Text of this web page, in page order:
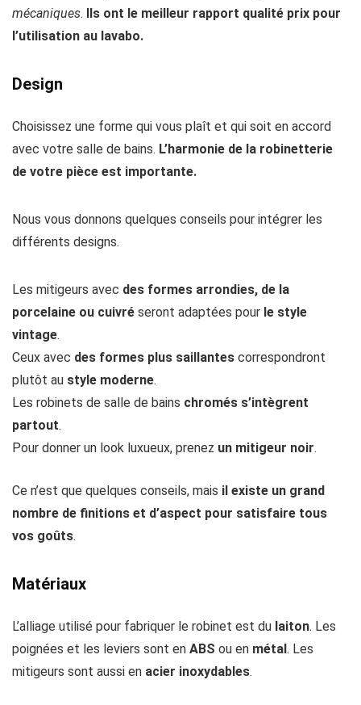
mécaniques.
Ils ont le meilleur rapport qualité prix pour
l’utilisation au lavabo.
Design
Choisissez une forme qui vous plaît et qui soit en accord
avec votre salle de bains. L’harmonie de la robinetterie
de votre pièce est importante.
Nous vous donnons quelques conseils pour intégrer les
différents designs.
Les mitigeurs avec des formes arrondies, de la
porcelaine ou cuivré seront adaptées pour le style
vintage.
Ceux avec des formes plus saillantes correspondront
plutôt au style moderne.
Les robinets de salle de bains chromés s’intègrent
partout.
Pour donner un look luxueux, prenez un mitigeur noir.
Ce n’est que quelques conseils, mais il existe un grand
nombre de finitions et d’aspect pour satisfaire tous
vos goûts.
Matériaux
L’alliage utilisé pour fabriquer le robinet est du laiton. Les
poignées et les leviers sont en ABS ou en métal . Les
mitigeurs sont aussi en acier inoxydables.